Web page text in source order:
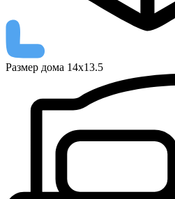
Размер дома 14х13.5